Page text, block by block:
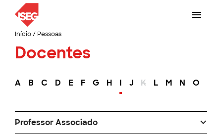
Início/ Pessoas
Docentes
A B C D E F G H I J K L M N O
Professor Associado